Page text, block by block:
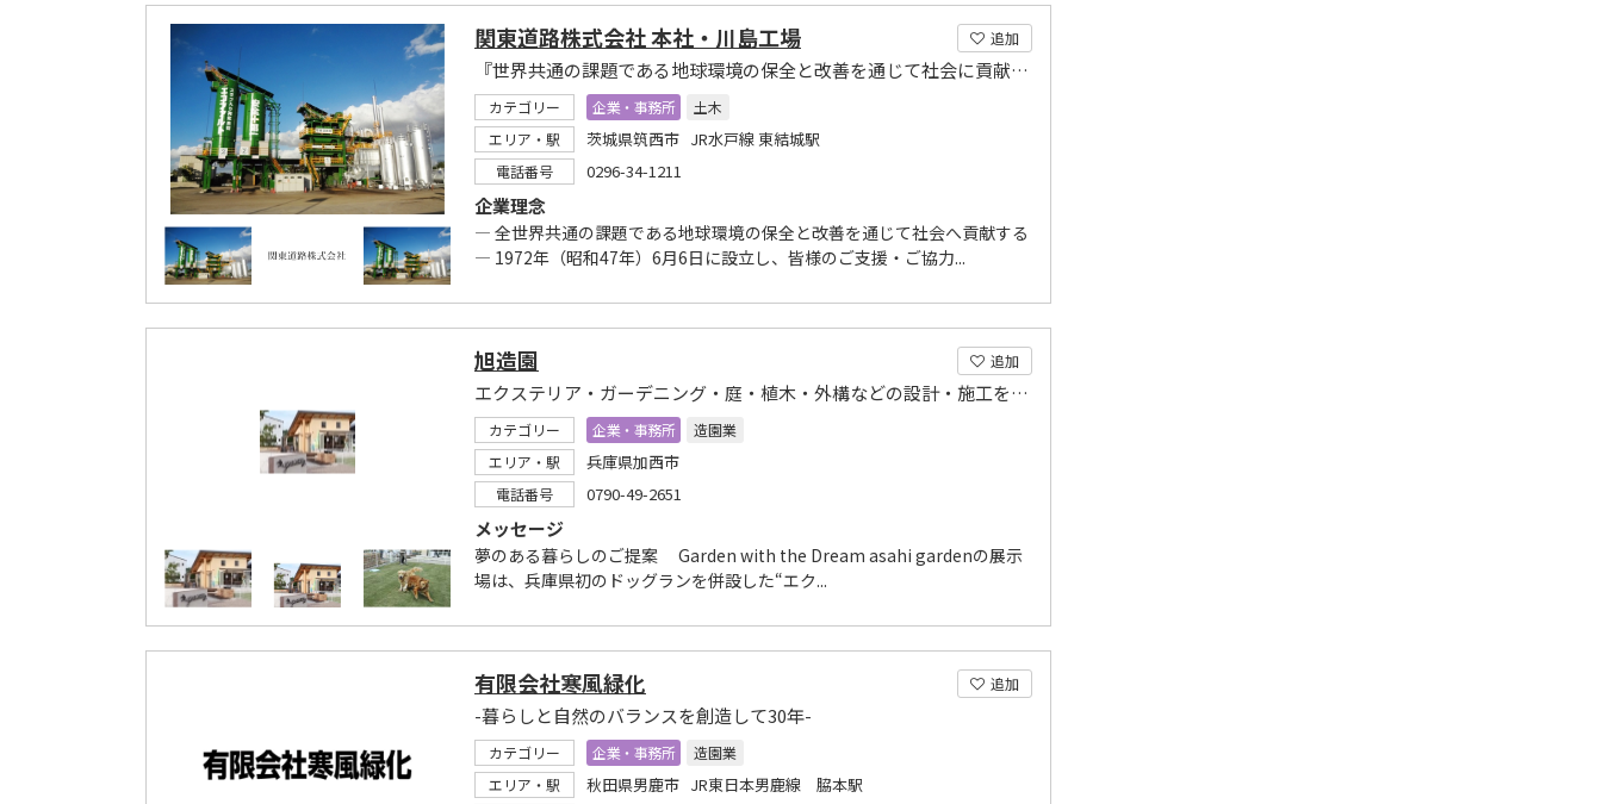
追加
関東道路株式会社 本社・川島工場
『世界共通の課題である地球環境の保全と改善を通じて社会に貢献する』
カテゴリー 企業・事務所
土木
エリア・駅
茨城県筑西市 JR水戸線 東結城駅
電話番号 0296-34-1211
企業理念
― 全世界共通の課題である地球環境の保全と改善を通じて社会へ貢献する
― 1972年（昭和47年）6月6日に設立し、皆様のご支援・ご協力...
追加
旭造園
エクステリア・ガーデニング・庭・植木・外構などの設計・施工を行っています。
カテゴリー 企業・事務所
造園業
エリア・駅
兵庫県加西市
電話番号 0790-49-2651
メッセージ
夢のある暮らしのご提案 Garden with the Dream asahi gardenの展示
場は、兵庫県初のドッグランを併設した“エク...
追加
有限会社寒風緑化
-暮らしと自然のバランスを創造して30年-
カテゴリー 企業・事務所
造園業
エリア・駅
秋田県男鹿市 JR東日本男鹿線 脇本駅